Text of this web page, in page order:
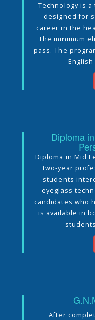
Technology is
designed for
career in the
The minimum
pass. The
Diploma
Diploma in Mid
two-year
students
eyeglass
candidates who
is available in
After